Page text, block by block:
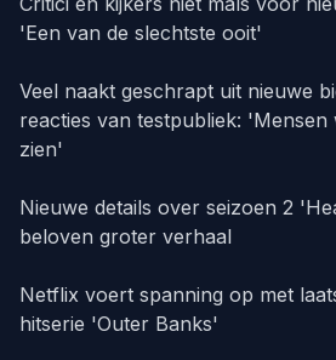
'Een van de slechtste ooit'
Veel naakt geschrapt uit nieuwe
reacties van testpubliek:
zien'
Nieuwe details over seizoen 2
beloven groter verhaal
Netflix voert spanning op met
hitserie 'Outer Banks'